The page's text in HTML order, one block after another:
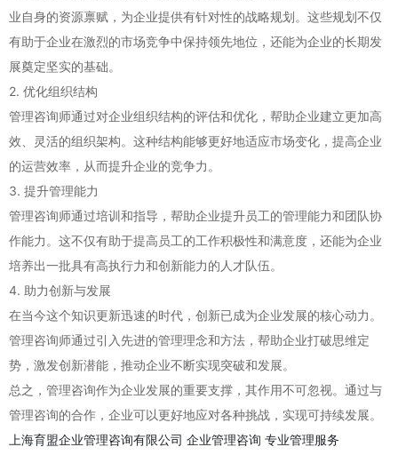
业自身的资源禀赋，为企业提供有针对性的战略规划。这些规划不仅
有助于企业在激烈的市场竞争中保持领先地位，还能为企业的长期发
展奠定坚实的基础。
2. 优化组织结构
管理咨询师通过对企业组织结构的评估和优化，帮助企业建立更加高
效、灵活的组织架构。这种结构能够更好地适应市场变化，提高企业
的运营效率，从而提升企业的竞争力。
3. 提升管理能力
管理咨询师通过培训和指导，帮助企业提升员工的管理能力和团队协
作能力。这不仅有助于提高员工的工作积极性和满意度，还能为企业
培养出一批具有高执行力和创新能力的人才队伍。
4. 助力创新与发展
在当今这个知识更新迅速的时代，创新已成为企业发展的核心动力。
管理咨询师通过引入先进的管理理念和方法，帮助企业打破思维定
势，激发创新潜能，推动企业不断实现突破和发展。
总之，管理咨询作为企业发展的重要支撑，其作用不可忽视。通过与
管理咨询的合作，企业可以更好地应对各种挑战，实现可持续发展。
上海育盟企业管理咨询有限公司 企业管理咨询 专业管理服务